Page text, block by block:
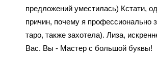
предложений уместилась) Кстати,
причин, почему я профессионально
таро, также захотела). Лиза,
Вас. Вы - Мастер с большой буквы!